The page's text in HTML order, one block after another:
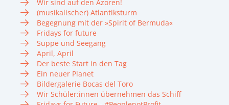
Wir sind auf den Azoren!
(musikalischer) Atlantiksturm
Begegnung mit der »Spirit of Bermuda«
Fridays for future
Suppe und Seegang
April, April
Der beste Start in den Tag
Ein neuer Planet
Bildergalerie Bocas del Toro
Wir Schüler:innen übernehmen das Schiff